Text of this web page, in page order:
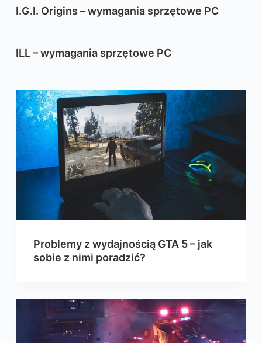
I.G.I. Origins – wymagania sprzętowe PC
ILL – wymagania sprzętowe PC
Problemy z wydajnością GTA 5 – jak
sobie z nimi poradzić?